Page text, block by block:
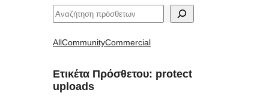
Αναζήτηση
AllCommunityCommercial
Ετικέτα Πρόσθετου: protect
uploads